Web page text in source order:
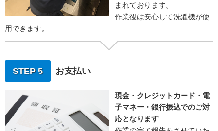
まれております。
作業後は安心して洗濯機が使
用できます。
STEP 5 お支払い
現金・クレジットカード・電
子マネー・銀行振込でのご対
応となります